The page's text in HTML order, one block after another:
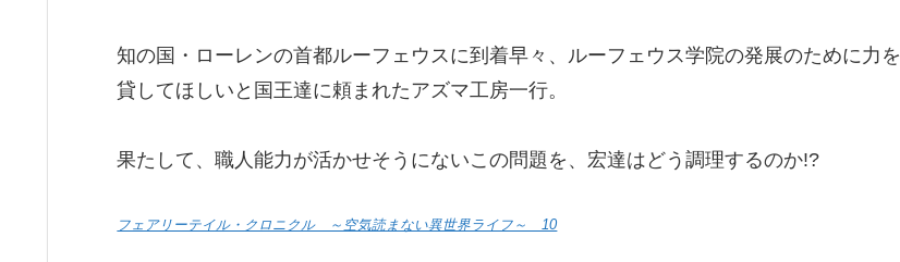
知の国・ローレンの首都ルーフェウスに到着早々、ルーフェウス学院の発展のために力を
貸してほしいと国王達に頼まれたアズマ工房一行。
果たして、職人能力が活かせそうにないこの問題を、宏達はどう調理するのか!?
フェアリーテイル・クロニクル ～空気読まない異世界ライフ～ 10